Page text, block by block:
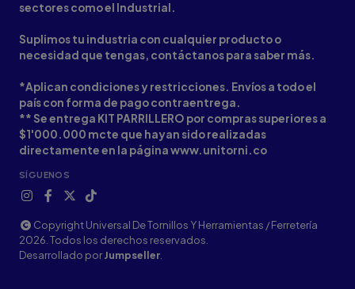
sectores como el Industrial.
Suplimos tu industria con cualquier producto o
necesidad que tengas, contáctanos para saber más.
*Aplican condiciones y restricciones. Envíos a todo el
país con forma de pago contraentrega.
** Se entrega KIT PARRILLERO por compras superiores a
$1'000.000 mcte que hayan sido realizadas
directamente en la página www.unitorni.co
SÍGUENOS
Copyright Universal De Tornillos Y Herramientas / Ferretería
2026. Todos los derechos reservados.
Desarrollado porJumpseller